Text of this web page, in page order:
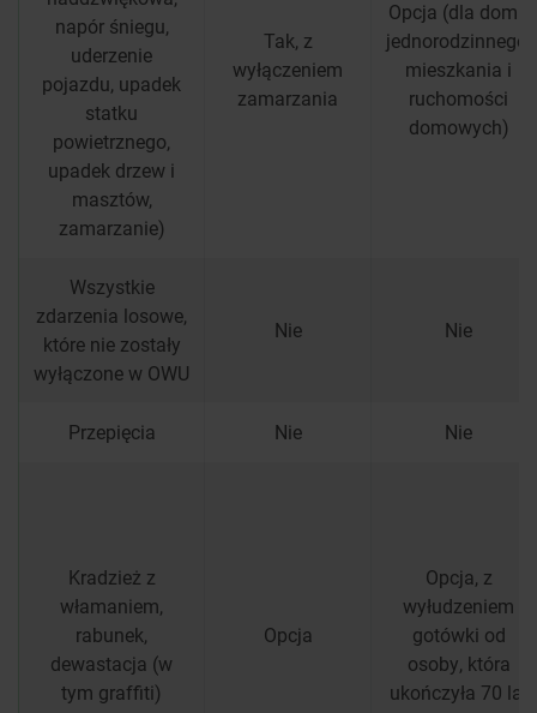
napór śniegu,
uderzenie
pojazdu, upadek
statku
powietrznego,
upadek drzew i
masztów,
zamarzanie)
Tak, z
wyłączeniem
zamarzania
Opcja (dla domu
jednorodzinnego,
mieszkania i
ruchomości
domowych)
Wszystkie
zdarzenia losowe,
które nie zostały
wyłączone w OWU
Nie Nie
Przepięcia Nie Nie
Kradzież z
włamaniem,
rabunek,
dewastacja (w
tym graffiti)
Opcja
Opcja, z
wyłudzeniem
gotówki od
osoby, która
ukończyła 70 lat